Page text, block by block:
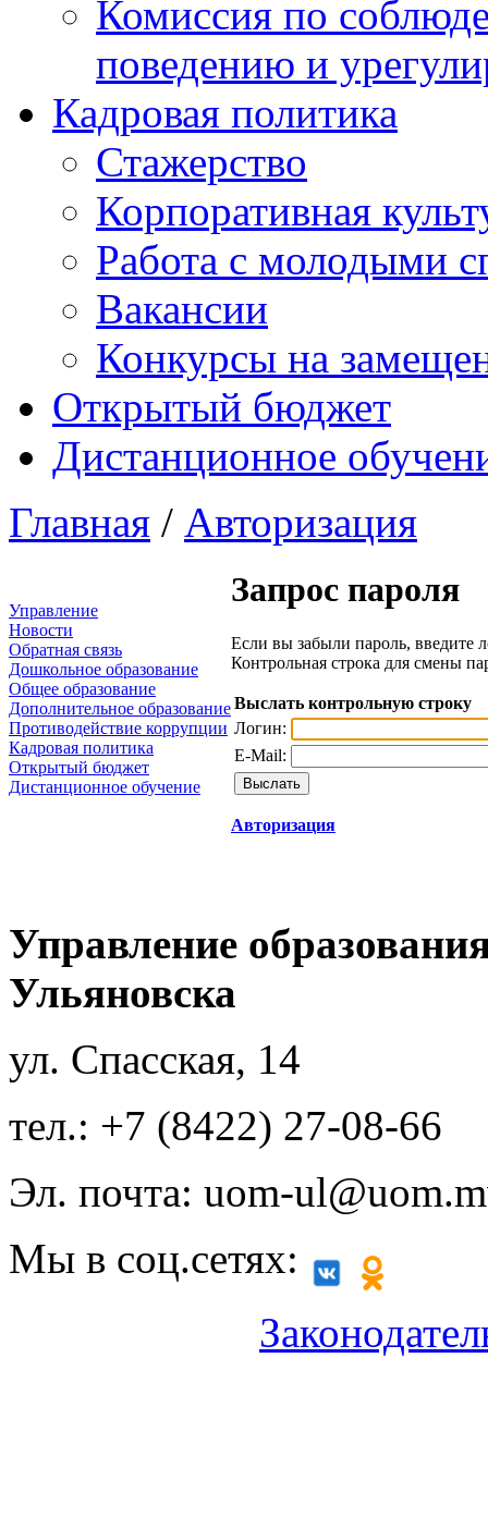
Комиссия по
поведению и
Кадровая политика
Стажерство
Корпоративная
Работа с молодыми
Вакансии
Конкурсы на
Открытый бюджет
Дистанционное
Главная / Авторизация
Управление
Новости
Обратная связь
Дошкольное образование
Общее образование
Дополнительное образование
Противодействие коррупции
Кадровая политика
Открытый бюджет
Дистанционное обучение
Запрос пароля
Если вы забыли пароль, введите
Контрольная строка для смены
Выслать контрольную строку
Логин:
E-Mail:
Авторизация
Управление
Ульяновска
ул. Спасская, 14
тел.: +7 (8422) 27-08-66
Эл. почта: uom-
Мы в соц.сетях: